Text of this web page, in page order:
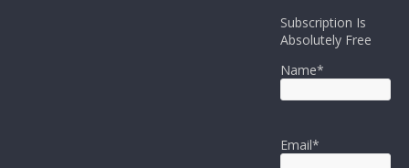
Subscription Is
Absolutely Free
Name*
Email*